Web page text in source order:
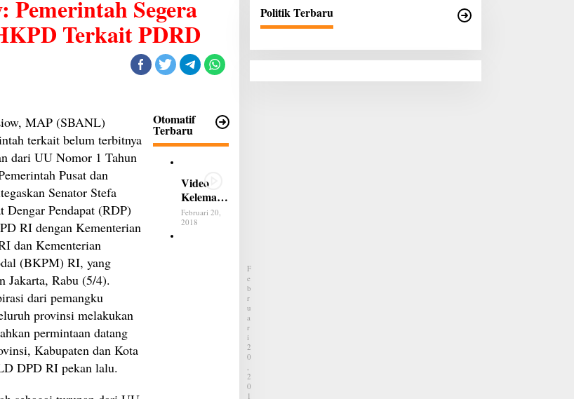
Pemerintah Segera
Terkait PDRD
MAP (SBANL)
terkait belum terbitnya
dari UU Nomor 1 Tahun
Pusat dan
Senator Stefa
Pendapat (RDP)
RI dengan Kementerian
dan Kementerian
(BKPM) RI, yang
Jakarta, Rabu (5/4).
dari pemangku
provinsi melakukan
permintaan datang
Kabupaten dan Kota
DPD RI pekan lalu.
Otomatif
Terbaru
Video
Kelemah
an dan
Kelebiha
Februari 20,
2018
l
u
m
P
a
k
a
i
C
V
T
,
A
F
E
B
R
U
A
R
I
2
0
2
0
1
Politik Terbaru